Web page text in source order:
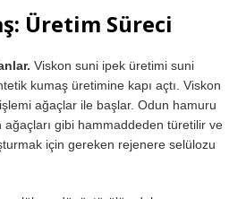
Üretim Süreci
Viskon suni ipek üretimi suni
kumaş üretimine kapı açtı. Viskon
ağaçlar ile başlar. Odun hamuru
ağaçları gibi hammaddeden türetilir ve
için gereken rejenere selülozu